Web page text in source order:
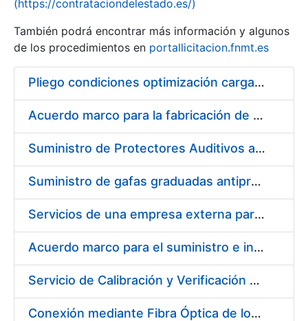
(https://contrataciondelestado.es/)
También podrá encontrar más información y algunos
de los procedimientos en portallicitacion.fnmt.es
Pliego condiciones optimización cargas compras firmado
Acuerdo marco para la fabricación de piezas
Suministro de Protectores Auditivos a medida para las personas trabajadoras de los Centros de Trabajo de Madrid y Burgos
Suministro de gafas graduadas antiproyecciones para los trabajadores de la FNMT-RCM en los centros de trabajo de Madrid y Burgos
Servicios de una empresa externa para el asesoramiento y resolución de los recursos de alzada que se presentan relacionados con procesos de selección para la FNMT-RCM
Acuerdo marco para el suministro e instalación de persianas, estores y otros complementos
Servicio de Calibración y Verificación Externa de los Equipos de Medición del Servicio de Prevención de la FNMT-RCM
Conexión mediante Fibra Óptica de los Centros de Proceso de Datos (CPDs) de las sedes de la FNMT-RCM de Burgos y Madrid